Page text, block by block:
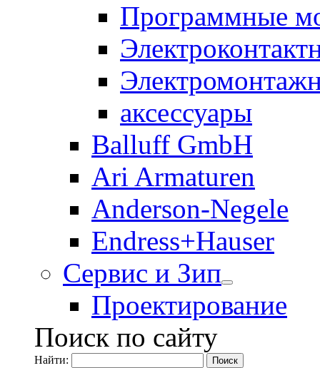
Программные
аксессуары
Balluff GmbH
Ari Armaturen
Anderson-Negele
Endress+Hauser
Сервис и Зип
Проектирование
Поиск по сайту
Найти: